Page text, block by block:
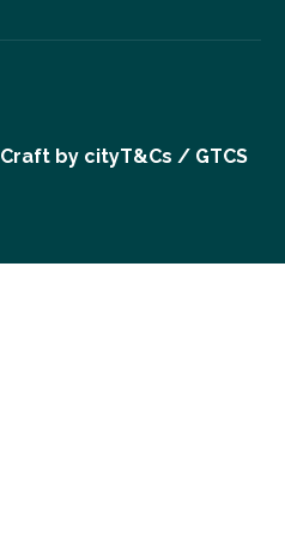
Craft by cityT&Cs / GTCS